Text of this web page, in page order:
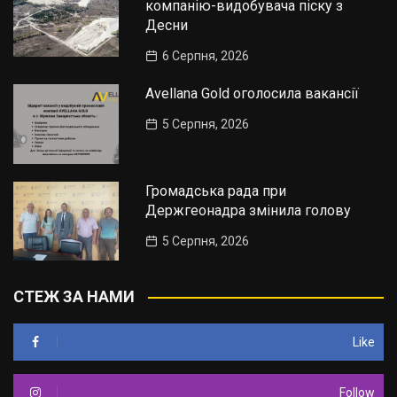
компанію-видобувача піску з
Десни
6 Серпня, 2026
Avellana Gold оголосила вакансії
5 Серпня, 2026
Громадська рада при
Держгеонадра змінила голову
5 Серпня, 2026
СТЕЖ ЗА НАМИ
Like
Follow